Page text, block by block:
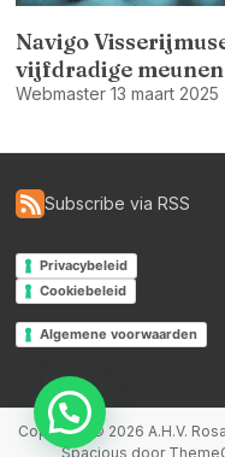
Navigo
vijfdradige
Webmaster 13 maart 2025
Subscribe via RSS
Privacybeleid
Cookiebeleid
Algemene voorwaarden
Copyright © 2026 A.H.V.
Spacious door